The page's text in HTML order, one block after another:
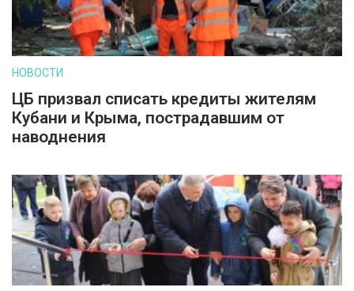
НОВОСТИ
ЦБ призвал списать кредиты жителям
Кубани и Крыма, пострадавшим от
наводнения